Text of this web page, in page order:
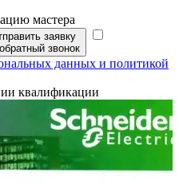
мастера
заявку
звонок
данных и политикой
квалификации